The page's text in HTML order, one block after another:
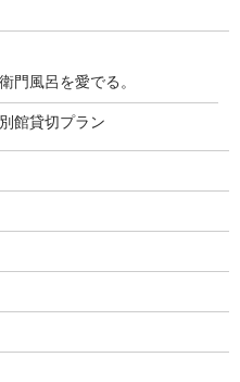
門風呂を愛でる。
館貸切プラン